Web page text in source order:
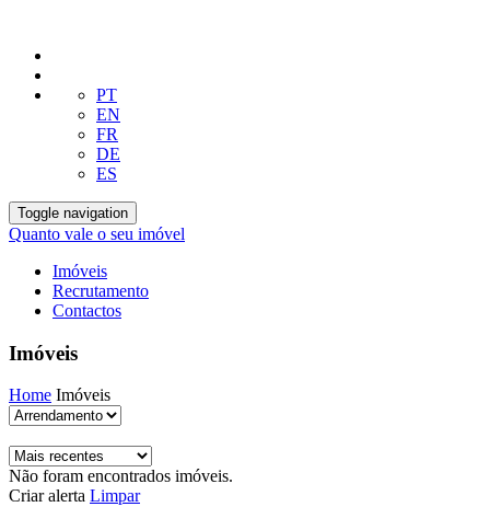
PT
EN
FR
DE
ES
Toggle navigation
Quanto vale o seu imóvel
Imóveis
Recrutamento
Contactos
Imóveis
Home Imóveis
Não foram encontrados imóveis.
Criar alerta Limpar